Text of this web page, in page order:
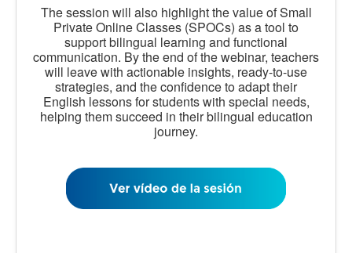
The session will also highlight the value of Small
Private Online Classes (SPOCs) as a tool to
support bilingual learning and functional
communication. By the end of the webinar, teachers
will leave with actionable insights, ready-to-use
strategies, and the confidence to adapt their
English lessons for students with special needs,
helping them succeed in their bilingual education
journey.